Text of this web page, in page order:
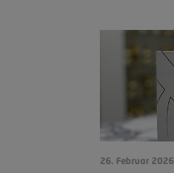
26. Februar 2026